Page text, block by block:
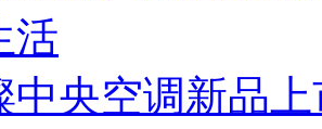
活
中央空调新品